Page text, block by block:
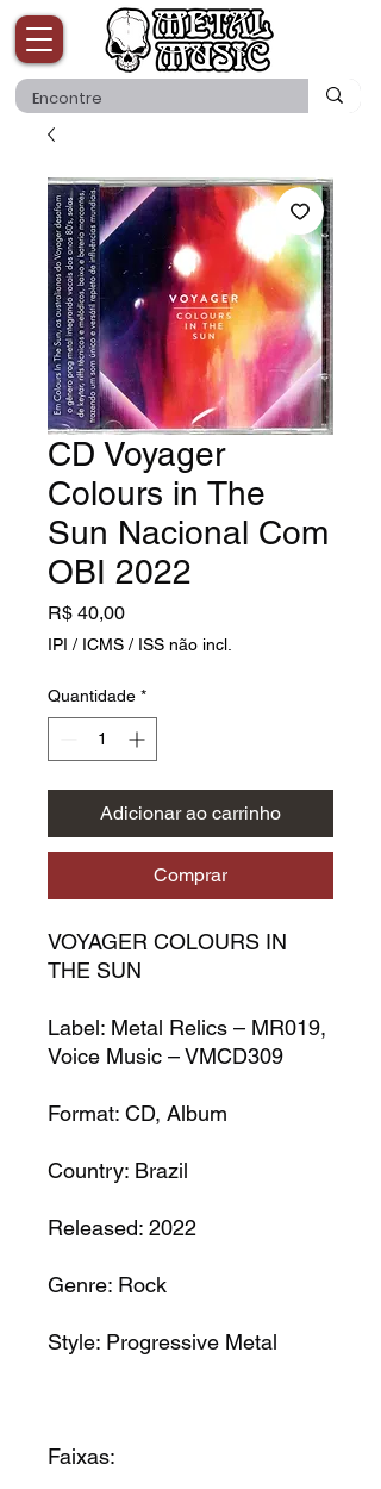
CD Voyager
Colours in The
Sun Nacional Com
OBI 2022
R$ 40,00Preço
IPI / ICMS / ISS não incl.
Quantidade *
Adicionar ao carrinho
Comprar
VOYAGER COLOURS IN
THE SUN
Label: Metal Relics – MR019,
Voice Music – VMCD309
Format: CD, Album
Country: Brazil
Released: 2022
Genre: Rock
Style: Progressive Metal
Faixas: